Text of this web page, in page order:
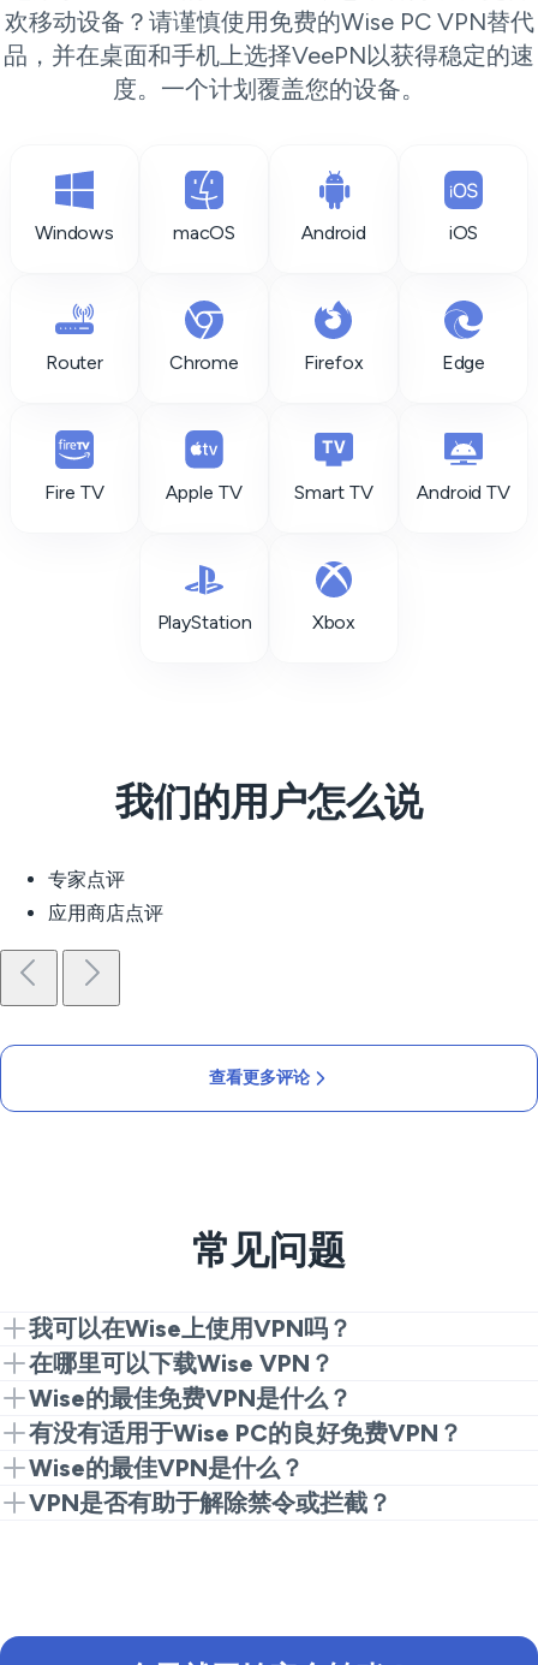
欢移动设备？请谨慎使用免费的Wise PC VPN替代
品，并在桌面和手机上选择VeePN以获得稳定的速
度。一个计划覆盖您的设备。
Windows macOS Android iOS
Router Chrome Firefox Edge
Fire TV Apple TV Smart TV Android TV
PlayStation Xbox
我们的用户怎么说
专家点评
应用商店点评
查看更多评论
常见问题
我可以在Wise上使用VPN吗？
可以。安装VeePN，连接到附近的服务器，然后启动应
用。这就是获取私人稳定路线所需的一切。
在哪里可以下载Wise VPN？
从我们的网站或应用商店获取VeePN，安装它，选择一
个位置，然后开始安全使用Wise。
Wise的最佳免费VPN是什么？
免费服务通常会限制、限制或跟踪数据。为了可靠地访
问Wise，像VeePN这样的付费选项是更安全的选择。
有没有适用于Wise PC的良好免费VPN？
大多数免费桌面应用在高峰时段表现不佳，并可能记录
活动。VeePN让您的PC会话加密且一致。
Wise的最佳VPN是什么？
寻找快速协议、多服务器和明确的无日志政策。VeePN
VPN是否有助于解除禁令或拦截？